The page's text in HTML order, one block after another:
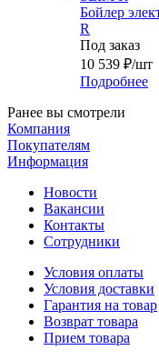
Бойлер
R
Под заказ
10 539 ₽/шт
Подробнее
Ранее вы смотрели
Компания
Покупателям
Информация
Новости
Вакансии
Контакты
Сотрудники
Условия оплаты
Условия доставки
Гарантия на товар
Возврат товара
Прием товара